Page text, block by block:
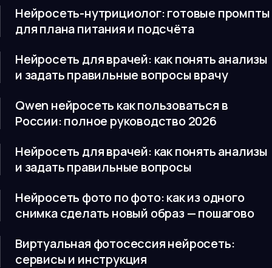
Нейросеть-нутрициолог: готовые промпты
для плана питания и подсчёта
Нейросеть для врачей: как понять анализы
и задать правильные вопросы врачу
Qwen нейросеть как пользоваться в
России: полное руководство 2026
Нейросеть для врачей: как понять анализы
и задать правильные вопросы
Нейросеть фото по фото: как из одного
снимка сделать новый образ — пошагово
Виртуальная фотосессия нейросеть:
сервисы и инструкция